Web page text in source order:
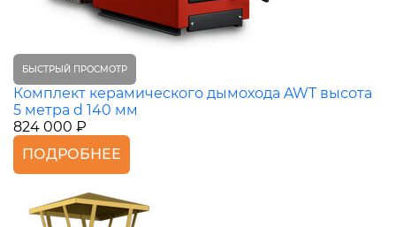
БЫСТРЫЙ ПРОСМОТР
Комплект керамического дымохода AWT высота
5 метра d 140 мм
824 000 ₽
ПОДРОБНЕЕ